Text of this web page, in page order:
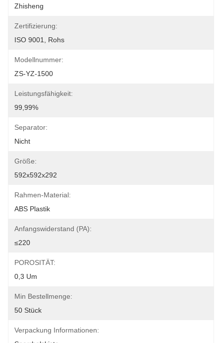
Zhisheng
Zertifizierung:
ISO 9001, Rohs
Modellnummer:
ZS-YZ-1500
Leistungsfähigkeit:
99,99%
Separator:
Nicht
Größe:
592x592x292
Rahmen-Material:
ABS Plastik
Anfangswiderstand (PA):
≤220
POROSITÄT:
0,3 Um
Min Bestellmenge:
50 Stück
Verpackung Informationen: